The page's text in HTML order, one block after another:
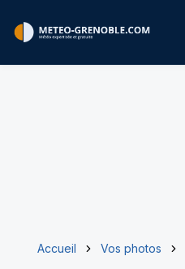
Accueil Vos photos